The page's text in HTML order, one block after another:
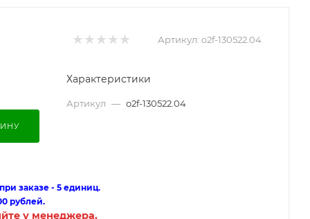
Артикул: o2f-130522.04
Характеристики
Артикул — o2f-130522.04
заказе - 5 единиц.
рублей.
у менеджера.